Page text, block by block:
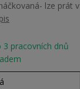
lze prát v
3 pracovních dnů